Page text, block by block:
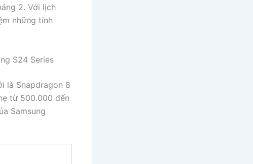
2. Với lịch
những tính
S24 Series
là Snapdragon 8
từ 500.000 đến
Samsung